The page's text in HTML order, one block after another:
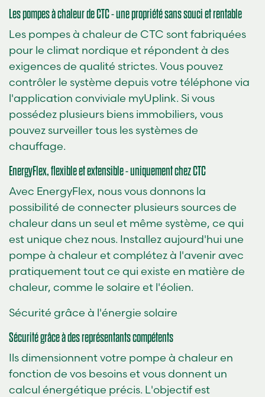
Les pompes à chaleur de CTC - une propriété sans souci et rentable
Les pompes à chaleur de CTC sont fabriquées
pour le climat nordique et répondent à des
exigences de qualité strictes. Vous pouvez
contrôler le système depuis votre téléphone via
l'application conviviale myUplink. Si vous
possédez plusieurs biens immobiliers, vous
pouvez surveiller tous les systèmes de
chauffage.
EnergyFlex, flexible et extensible - uniquement chez CTC
Avec EnergyFlex, nous vous donnons la
possibilité de connecter plusieurs sources de
chaleur dans un seul et même système, ce qui
est unique chez nous. Installez aujourd'hui une
pompe à chaleur et complétez à l'avenir avec
pratiquement tout ce qui existe en matière de
chaleur, comme le solaire et l'éolien.
Sécurité grâce à l'énergie solaire
Sécurité grâce à des représentants compétents
Ils dimensionnent votre pompe à chaleur en
fonction de vos besoins et vous donnent un
calcul énergétique précis. L'objectif est